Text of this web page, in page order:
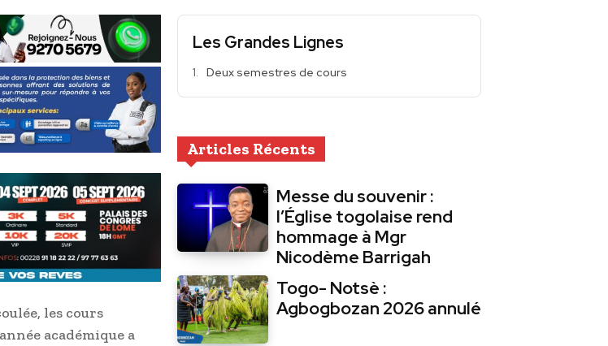
les cours
académique a
Les Grandes Lignes
Deux semestres de cours
Articles Récents
Messe du souvenir :
l’Église togolaise rend
hommage à Mgr
Nicodème Barrigah
Togo- Notsè :
Agbogbozan 2026 annulé